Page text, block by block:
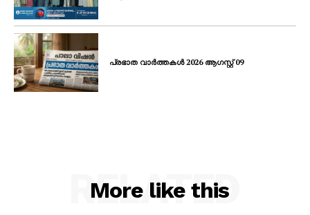
പ്രഭാത വാർത്തകൾ 2026 ആഗസ്റ്റ് 09
More like this
RELATED